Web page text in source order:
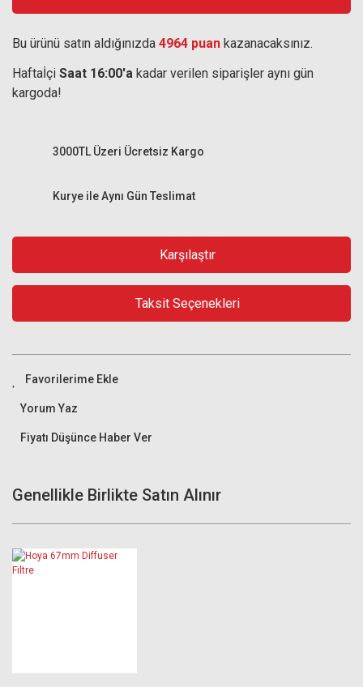
Bu ürünü satın aldığınızda 4964 puan kazanacaksınız.
Haftaİçi Saat 16:00'a kadar verilen siparişler aynı gün
kargoda!
Kurye ile Aynı Gün Teslimat
3000TL Üzeri Ücretsiz Kargo
Karşılaştır
Taksit Seçenekleri
Yorum Yaz
Fiyatı Düşünce Haber Ver
Genellikle Birlikte Satın Alınır